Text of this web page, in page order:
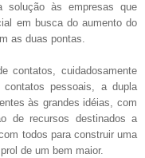
solução às empresas que
em busca do aumento do
as duas pontas.
contatos, cuidadosamente
pessoais, a dupla
às grandes idéias, com
de recursos destinados a
todos para construir uma
de um bem maior.